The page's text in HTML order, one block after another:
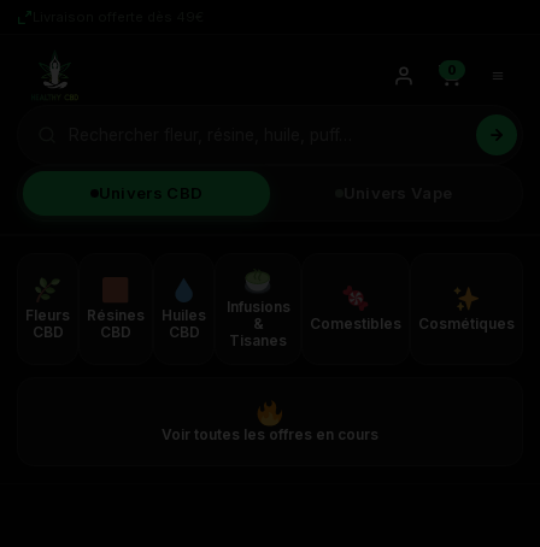
Univers CBD
0
Fleurs
CBD
Résines
CBD
Huiles
CBD
Infusions
&
Tisanes
Comestibles Cosmétiques
Voir toutes les offres en cours